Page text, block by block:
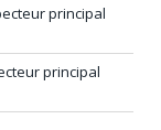
principal
principal